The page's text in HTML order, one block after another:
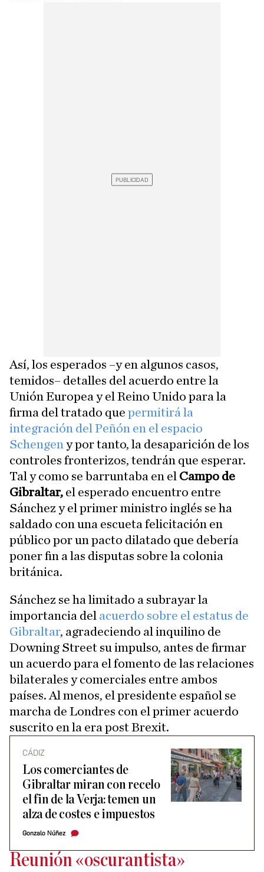
Así, los esperados –y en algunos casos,
temidos– detalles del acuerdo entre la
Unión Europea y el Reino Unido para la
firma del tratado que permitirá la
integración del Peñón en el espacio
Schengen y por tanto, la desaparición de los
controles fronterizos, tendrán que esperar.
Tal y como se barruntaba en el Campo de
Gibraltar, el esperado encuentro entre
Sánchez y el primer ministro inglés se ha
saldado con una escueta felicitación en
público por un pacto dilatado que debería
poner fin a las disputas sobre la colonia
británica.
Sánchez se ha limitado a subrayar la
importancia del acuerdo sobre el estatus de
Gibraltar, agradeciendo al inquilino de
Downing Street su impulso, antes de firmar
un acuerdo para el fomento de las relaciones
bilaterales y comerciales entre ambos
países. Al menos, el presidente español se
marcha de Londres con el primer acuerdo
suscrito en la era post Brexit.
CÁDIZ
Los comerciantes de
Gibraltar miran con recelo
el fin de la Verja: temen un
alza de costes e impuestos
Gonzalo Núñez
Reunión «oscurantista»